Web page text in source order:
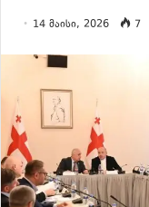
14 მაისი, 2026 7